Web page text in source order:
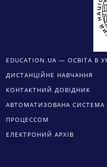
EDUCATION.UA — ОСВІТА В
ДИСТАНЦІЙНЕ НАВЧАННЯ
КОНТАКТНИЙ ДОВІДНИК
АВТОМАТИЗОВАНА СИСТЕМА
ПРОЦЕССОМ
ЕЛЕКТРОНИЙ АРХІВ